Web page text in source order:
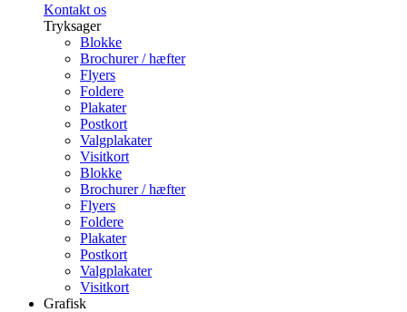
Kontakt os
Tryksager
Blokke
Brochurer / hæfter
Flyers
Foldere
Plakater
Postkort
Valgplakater
Visitkort
Blokke
Brochurer / hæfter
Flyers
Foldere
Plakater
Postkort
Valgplakater
Visitkort
Grafisk